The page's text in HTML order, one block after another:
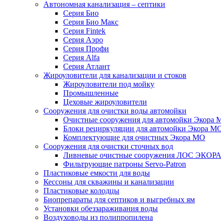
Автономная канализация – септики
Серия Био
Серия Био Макс
Серия Fintek
Серия Аэро
Серия Профи
Серия Alfa
Серия Атлант
Жироуловители для канализации и стоков
Жироуловители под мойку
Промышленные
Цеховые жироуловители
Сооружения для очистки воды автомойки
Очистные сооружения для автомойки Экора
Блоки рециркуляции для автомойки Экора
Комплектующие для очистных Экора МО
Сооружения для очистки сточных вод
Ливневые очистные сооружения ЛОС ЭКОРА
Фильтрующие патроны Servo-Patron
Пластиковые емкости для воды
Кессоны для скважины и канализации
Пластиковые колодцы
Биопрепараты для септиков и выгребных ям
Установки обеззараживания воды
Воздуховоды из полипропилена